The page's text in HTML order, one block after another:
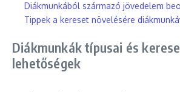
Diákmunkából származó jövedelem
Tippek a kereset növelésére
Diákmunkák típusai és
lehetőségek